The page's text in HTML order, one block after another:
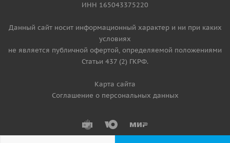
ИНН 165043375220
Данный сайт носит информационный характер и ни при каких
условиях
не является публичной офертой, определяемой положениями
Статьи 437 (2) ГКРФ.
Карта сайта
Соглашение о персональных данных